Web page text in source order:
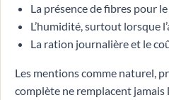
La présence de fibres pour
L’humidité, surtout lorsque
La ration journalière et le
Les mentions comme naturel,
complète ne remplacent jamais